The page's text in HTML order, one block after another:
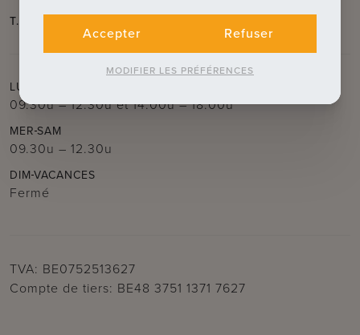
T.
LUN
09.30u – 12.30uet14.00u – 18.00u
MER SAM
09.30u – 12.30u
DIMVACANCES
Fermé
TVA: BE0752513627
Compte de tiers: BE48 3751 1371 7627
Accepter Refuser
MODIFIER LES PRÉFÉRENCES